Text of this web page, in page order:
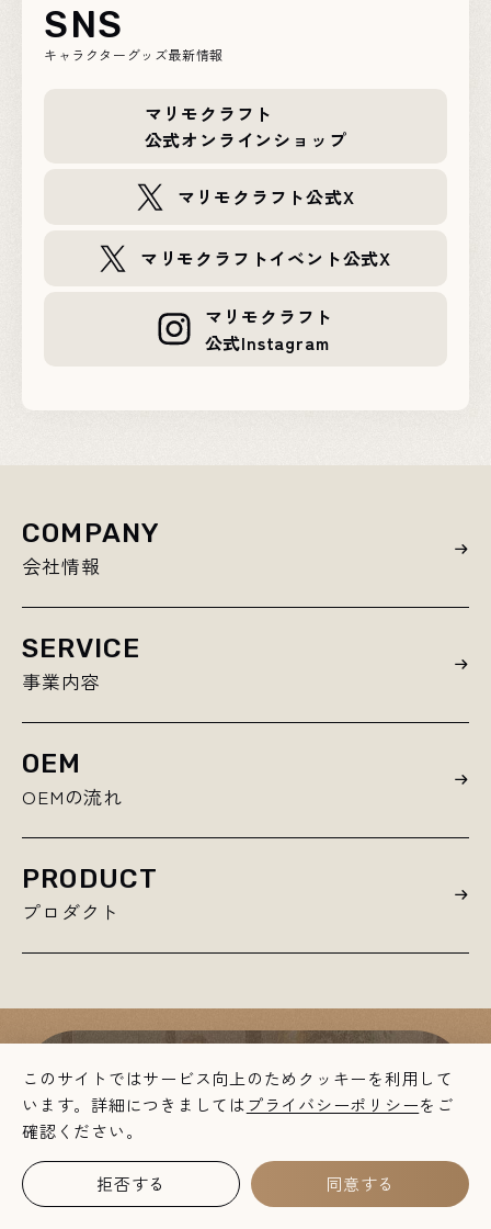
SNS
キャラクターグッズ最新情報
マリモクラフト
公式オンラインショップ
マリモクラフト公式X
マリモクラフトイベント公式X
マリモクラフト
公式Instagram
COMPANY
会社情報
SERVICE
事業内容
OEM
OEMの流れ
PRODUCT
プロダクト
CONTACT
お取引やイベント催事などのご相談、OEMにつ
いては
このサイトではサービス向上のためクッキーを利用して
います。詳細につきましてはプライバシーポリシーをご
確認ください。
拒否する 同意する